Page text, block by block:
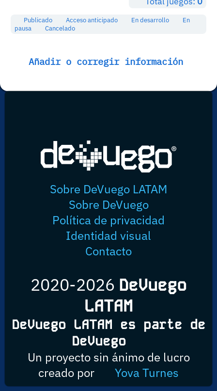
Publicado Acceso anticipado En desarrollo
En
pausa
Cancelado
Añadir o corregir información
Sobre DeVuego LATAM
Sobre DeVuego
Política de privacidad
Identidad visual
Contacto
2020-2026 DeVuego
LATAM
DeVuego LATAM es parte de
DeVuego
Un proyecto sin ánimo de lucro
creado por
Yova Turnes